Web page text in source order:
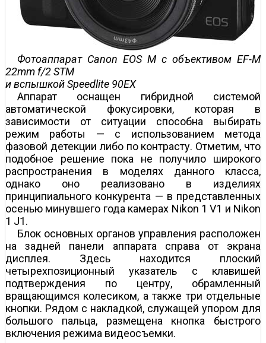
Фотоаппарат Canon EOS M с объективом EF-M
22mm f/2 STM
и вспышкой Speedlite 90EX
Аппарат оснащен гибридной системой
автоматической фокусировки, которая в
зависимости от ситуации способна выбирать
режим работы — с использованием метода
фазовой детекции либо по контрасту. Отметим, что
подобное решение пока не получило широкого
распространения в моделях данного класса,
однако оно реализовано в изделиях
принципиального конкурента — в представленных
осенью минувшего года камерах Nikon 1 V1 и Nikon
1 J1.
Блок основных органов управления расположен
на задней панели аппарата справа от экрана
дисплея. Здесь находится плоский
четырехпозиционный указатель с клавишей
подтверждения по центру, обрамленный
вращающимся колесиком, а также три отдельные
кнопки. Рядом с накладкой, служащей упором для
большого пальца, размещена кнопка быстрого
включения режима видеосъемки.